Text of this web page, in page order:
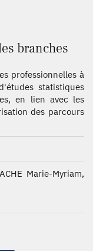
branches
professionnelles à
statistiques
en lien avec les
des parcours
Marie-Myriam,